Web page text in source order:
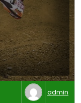
admin